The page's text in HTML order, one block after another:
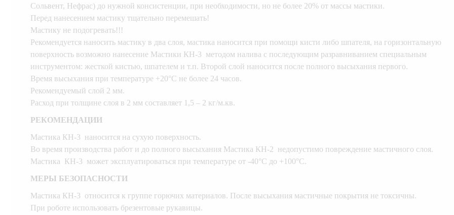
Сольвент, Нефрас) до нужной консистенции, при необходимости, но не более 20% от массы мастики.
Перед нанесением мастику тщательно перемешать!
Мастику не подогревать!!!
Рекомендуется наносить мастику в два слоя, мастика наносится при помощи кисти либо шпателя, на горизонтальную
поверхность возможно нанесение Мастики КН-3 методом налива с последующим разравниванием специальным
инструментом: жесткой кистью, шпателем и т.п. Второй слой наносится после полного высыхания первого.
Время высыхания при температуре +20°С не более 24 часов.
Рекомендуемый слой 2 мм.
Расход при толщине слоя в 2 мм составляет 1,5 – 2 кг/м.кв.
РЕКОМЕНДАЦИИ
Мастика КН-3 наносится на сухую поверхность.
Во время производства работ и до полного высыхания Мастика КН-2 недопустимо повреждение мастичного слоя.
Мастика КН-3 может эксплуатироваться при температуре от -40°С до +100°С.
МЕРЫ БЕЗОПАСНОСТИ
Мастика КН-3 относится к группе горючих материалов. После высыхания мастичные покрытия не токсичны.
При роботе использовать брезентовые рукавицы.